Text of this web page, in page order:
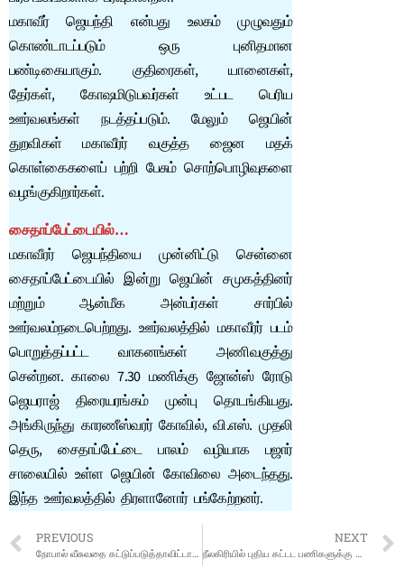
மகாவீர் ஜெயந்தி என்பது உலகம் முழுவதும்
கொண்டாடப்படும் ஒரு புனிதமான
பண்டிகையாகும். குதிரைகள், யானைகள்,
தேர்கள், கோஷமிடுபவர்கள் உட்பட பெரிய
ஊர்வலங்கள் நடத்தப்படும். மேலும் ஜெயின்
துறவிகள் மகாவீரர் வகுத்த ஜைன மதக்
கொள்கைகளைப் பற்றி பேசும் சொற்பொழிவுகளை
வழங்குகிறார்கள்.
சைதாப்பேட்டையில்…
மகாவீரர் ஜெயந்தியை முன்னிட்டு சென்னை
சைதாப்பேட்டையில் இன்று ஜெயின் சமுகத்தினர்
மற்றும் ஆன்மீக அன்பர்கள் சார்பில்
ஊர்வலம்நடைபெற்றது. ஊர்வலத்தில் மகாவீரர் படம்
பொறுத்தப்பட்ட வாகனங்கள் அணிவகுத்து
சென்றன. காலை 7.30 மணிக்கு ஜோன்ஸ் ரோடு
ஜெயராஜ் திரையரங்கம் முன்பு தொடங்கியது.
அங்கிருந்து காரணீஸ்வரர் கோவில், வி.எஸ். முதலி
தெரு, சைதாப்பேட்டை பாலம் வழியாக பஜார்
சாலையில் உள்ள ஜெயின் கோவிலை அடைந்தது.
இந்த ஊர்வலத்தில் திரளானோர் பங்கேற்றனர்.
PREVIOUS
நோபால் வீசுவதை கட்டுப்படுத்தாவிட்டால் புதிய கேப்டன் கீழ் விளையாடுங்கள்: தோனி எச்சரிக்கை
NEXT
நீலகிரியில் புதிய கட்டட பணிகளுக்கு அடிக்கல் நாட்டு விழா